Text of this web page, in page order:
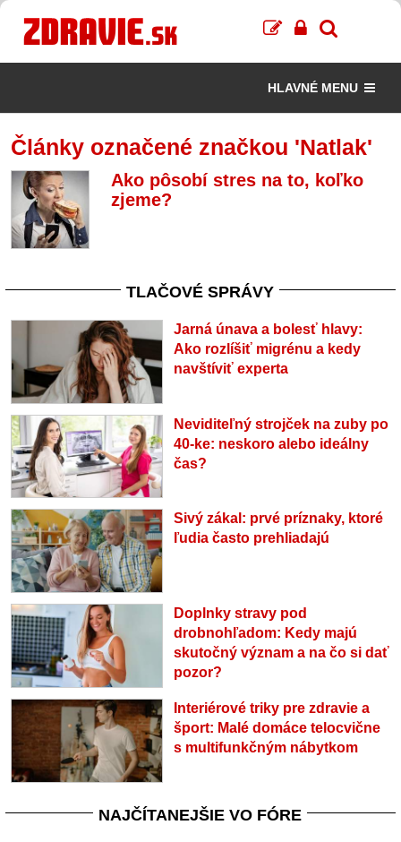
HLAVNÉ MENU
Články označené značkou 'Natlak'
Ako pôsobí stres na to, koľko
zjeme?
TLAČOVÉ SPRÁVY
Jarná únava a bolesť hlavy:
Ako rozlíšiť migrénu a kedy
navštíviť experta
Neviditeľný strojček na zuby po
40-ke: neskoro alebo ideálny
čas?
Sivý zákal: prvé príznaky, ktoré
ľudia často prehliadajú
Doplnky stravy pod
drobnohľadom: Kedy majú
skutočný význam a na čo si dať
pozor?
Interiérové triky pre zdravie a
šport: Malé domáce telocvične
s multifunkčným nábytkom
NAJČÍTANEJŠIE VO FÓRE